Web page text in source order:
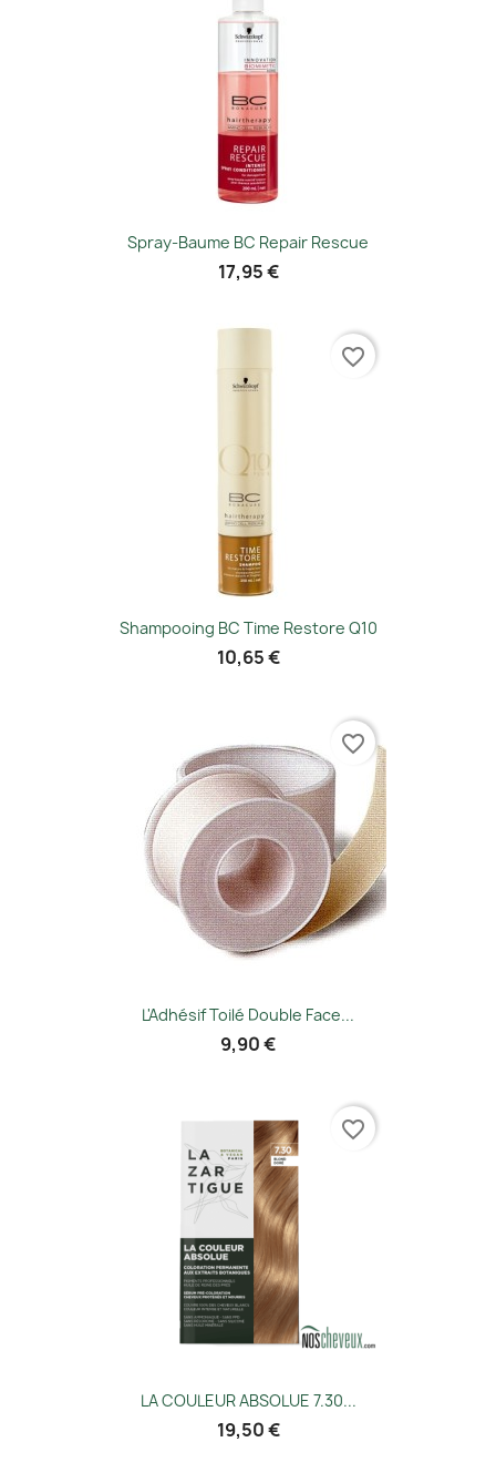
Spray-Baume BC Repair Rescue
17,95 €
Shampooing BC Time Restore Q10
10,65 €
favorite_border
L'Adhésif Toilé Double Face...
9,90 €
favorite_border
LA COULEUR ABSOLUE 7.30...
19,50 €
favorite_border